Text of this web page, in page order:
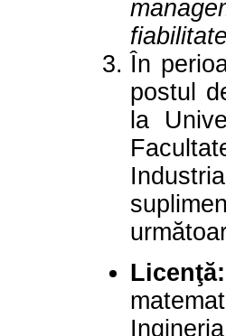
În
postul
la
Licenţă: